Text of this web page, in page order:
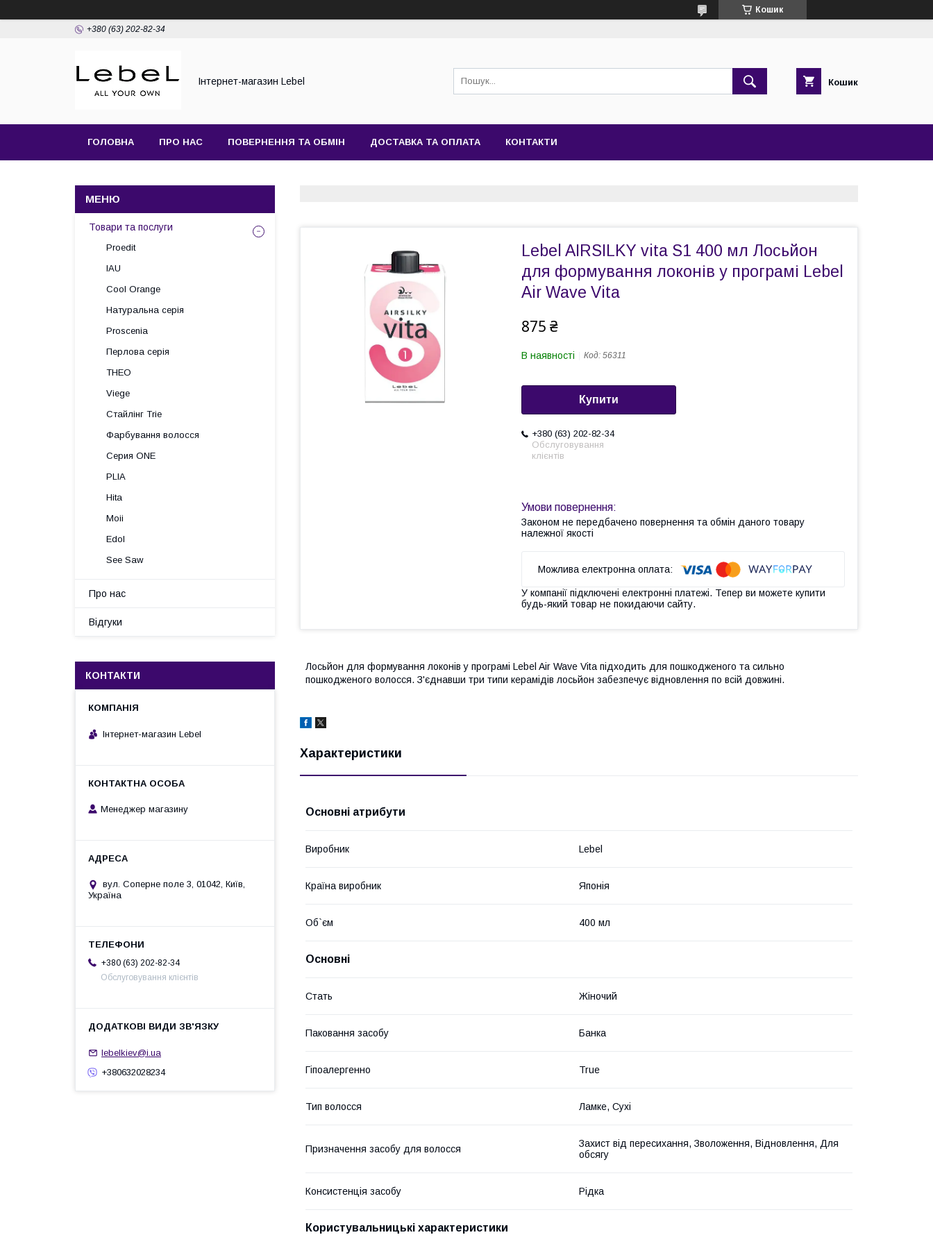
Кошик
+380 (63) 202-82-34
Інтернет-магазин Lebel Кошик
ГОЛОВНА ПРО НАС ПОВЕРНЕННЯ ТА ОБМІН ДОСТАВКА ТА ОПЛАТА КОНТАКТИ
Lebel AIRSILKY vita S1 400 мл Лосьйон
для формування локонів у програмі Lebel
Air Wave Vita
875 ₴
В наявності Код: 56311
Купити
+380 (63) 202-82-34
Обслуговування
клієнтів
Законом не передбачено повернення та обмін даного товару
належної якості
У компанії підключені електронні платежі. Тепер ви можете купити
будь-який товар не покидаючи сайту.
Лосьйон для формування локонів у програмі Lebel Air Wave Vita підходить для пошкодженого та сильно
пошкодженого волосся. З'єднавши три типи керамідів лосьйон забезпечує відновлення по всій довжині.
Характеристики
Основні атрибути
Виробник Lebel
Країна виробник Японія
Об`єм 400 мл
Основні
Стать Жіночий
Паковання засобу Банка
Гіпоалергенно True
Тип волосся Ламке, Сухі
Призначення засобу для волосся
Захист від пересихання, Зволоження, Відновлення, Для
обсягу
Консистенція засобу Рідка
Користувальницькі характеристики
Товари та послуги
Proedit
IAU
Cool Orange
Натуральна серія
Proscenia
Перлова серія
THEO
Viege
Стайлінг Trie
Фарбування волосся
Серия ONE
PLIA
Hita
Moii
Edol
See Saw
Про нас
Відгуки
КОНТАКТИ
Інтернет-магазин Lebel
Менеджер магазину
вул. Соперне поле 3, 01042, Київ,
Україна
+380 (63) 202-82-34
Обслуговування клієнтів
lebelkiev@i.ua
+380632028234